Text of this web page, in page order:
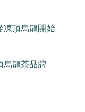
凍頂烏龍開始
烏龍茶品牌